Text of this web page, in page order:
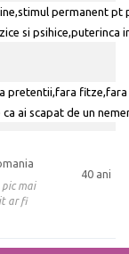
permanent pt
si psihice,puterinca
umane:fiica,femeie
pretentii,fara
ai scapat de un
40 ani
pic mai
ar fi